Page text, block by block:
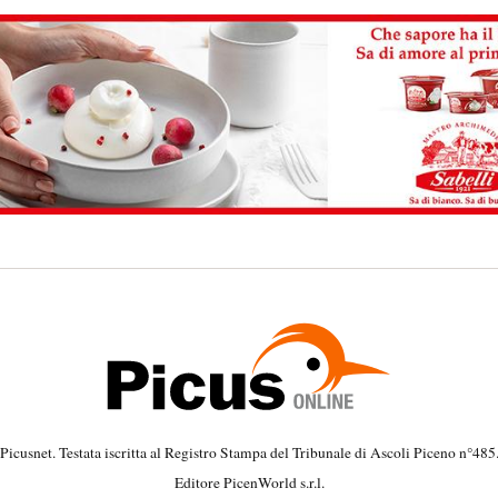
Picusnet. Testata iscritta al Registro Stampa del Tribunale di Ascoli Piceno n°485.
Editore PicenWorld s.r.l.